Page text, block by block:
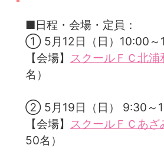
■日程・会場・定員：
① 5月12日（日）10:00～
【会場】 スクールＦＣ北浦
名）
② 5月19日（日） 9:30～
【会場】 スクールＦＣあざ
50名）